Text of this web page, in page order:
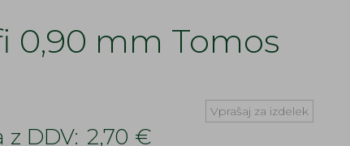
0,90 mm Tomos
Vprašaj za izdelek
z DDV: 2,70 €